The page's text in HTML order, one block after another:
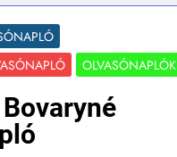
OLVASÓNAPLÓK